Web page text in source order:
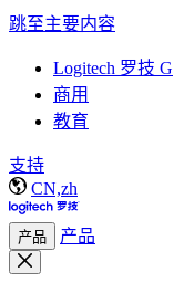
跳至主要内容
Logitech 罗技 G
商用
教育
支持
CN,zh
产品 产品